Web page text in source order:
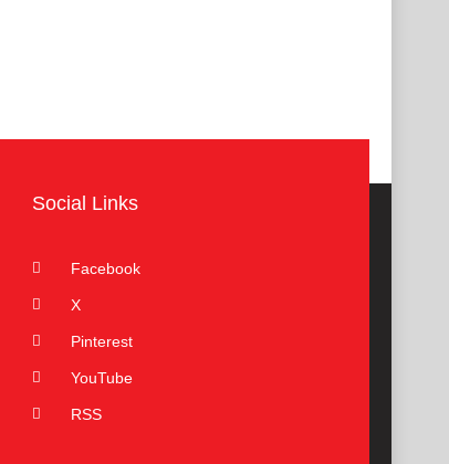
Social Links
Facebook
X
Pinterest
YouTube
RSS